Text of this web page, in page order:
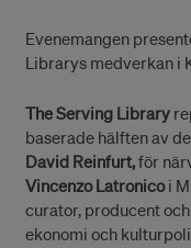
Evenemangen
Librarys medverkan i
The Serving Library
baserade hälften av
David Reinfurt,för
Vincenzo Latronicoi
curator, producent
ekonomi och